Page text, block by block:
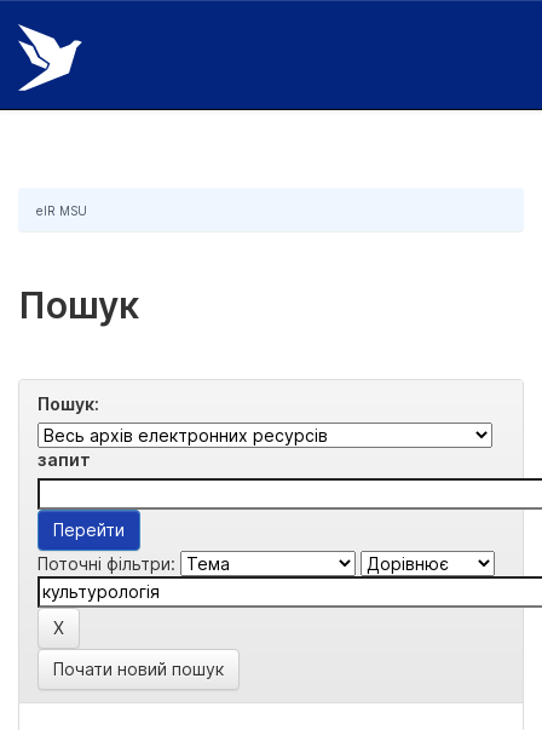
Skip
navigation
eIR MSU
Пошук
Пошук:
запит
Поточні фільтри:
Почати новий пошук